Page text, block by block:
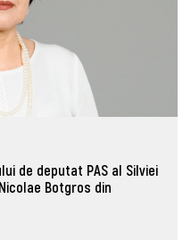
de deputat PAS al Silviei
Botgros din